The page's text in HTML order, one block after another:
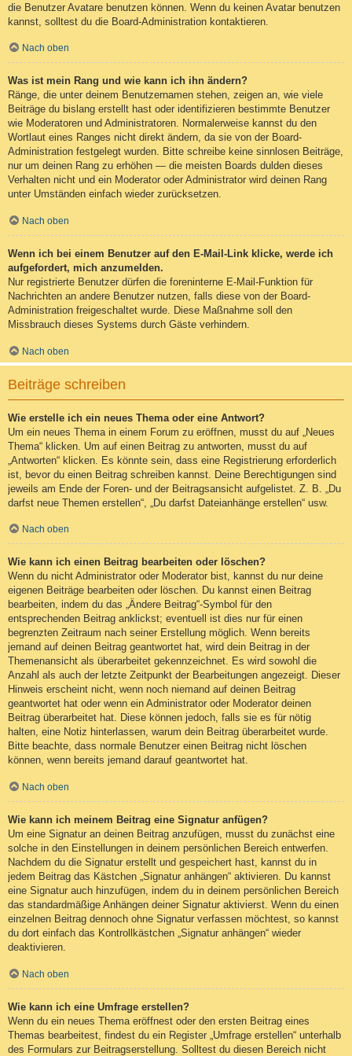
die Benutzer Avatare benutzen können. Wenn du keinen Avatar benutzen
kannst, solltest du die Board-Administration kontaktieren.
Nach oben
Was ist mein Rang und wie kann ich ihn ändern?
Ränge, die unter deinem Benutzernamen stehen, zeigen an, wie viele
Beiträge du bislang erstellt hast oder identifizieren bestimmte Benutzer
wie Moderatoren und Administratoren. Normalerweise kannst du den
Wortlaut eines Ranges nicht direkt ändern, da sie von der Board-
Administration festgelegt wurden. Bitte schreibe keine sinnlosen Beiträge,
nur um deinen Rang zu erhöhen — die meisten Boards dulden dieses
Verhalten nicht und ein Moderator oder Administrator wird deinen Rang
unter Umständen einfach wieder zurücksetzen.
Nach oben
Wenn ich bei einem Benutzer auf den E-Mail-Link klicke, werde ich
aufgefordert, mich anzumelden.
Nur registrierte Benutzer dürfen die foreninterne E-Mail-Funktion für
Nachrichten an andere Benutzer nutzen, falls diese von der Board-
Administration freigeschaltet wurde. Diese Maßnahme soll den
Missbrauch dieses Systems durch Gäste verhindern.
Nach oben
Beiträge schreiben
Wie erstelle ich ein neues Thema oder eine Antwort?
Um ein neues Thema in einem Forum zu eröffnen, musst du auf „Neues
Thema“ klicken. Um auf einen Beitrag zu antworten, musst du auf
„Antworten“ klicken. Es könnte sein, dass eine Registrierung erforderlich
ist, bevor du einen Beitrag schreiben kannst. Deine Berechtigungen sind
jeweils am Ende der Foren- und der Beitragsansicht aufgelistet. Z. B. „Du
darfst neue Themen erstellen“, „Du darfst Dateianhänge erstellen“ usw.
Nach oben
Wie kann ich einen Beitrag bearbeiten oder löschen?
Wenn du nicht Administrator oder Moderator bist, kannst du nur deine
eigenen Beiträge bearbeiten oder löschen. Du kannst einen Beitrag
bearbeiten, indem du das „Ändere Beitrag“-Symbol für den
entsprechenden Beitrag anklickst; eventuell ist dies nur für einen
begrenzten Zeitraum nach seiner Erstellung möglich. Wenn bereits
jemand auf deinen Beitrag geantwortet hat, wird dein Beitrag in der
Themenansicht als überarbeitet gekennzeichnet. Es wird sowohl die
Anzahl als auch der letzte Zeitpunkt der Bearbeitungen angezeigt. Dieser
Hinweis erscheint nicht, wenn noch niemand auf deinen Beitrag
geantwortet hat oder wenn ein Administrator oder Moderator deinen
Beitrag überarbeitet hat. Diese können jedoch, falls sie es für nötig
halten, eine Notiz hinterlassen, warum dein Beitrag überarbeitet wurde.
Bitte beachte, dass normale Benutzer einen Beitrag nicht löschen
können, wenn bereits jemand darauf geantwortet hat.
Nach oben
Wie kann ich meinem Beitrag eine Signatur anfügen?
Um eine Signatur an deinen Beitrag anzufügen, musst du zunächst eine
solche in den Einstellungen in deinem persönlichen Bereich entwerfen.
Nachdem du die Signatur erstellt und gespeichert hast, kannst du in
jedem Beitrag das Kästchen „Signatur anhängen“ aktivieren. Du kannst
eine Signatur auch hinzufügen, indem du in deinem persönlichen Bereich
das standardmäßige Anhängen deiner Signatur aktivierst. Wenn du einen
einzelnen Beitrag dennoch ohne Signatur verfassen möchtest, so kannst
du dort einfach das Kontrollkästchen „Signatur anhängen“ wieder
deaktivieren.
Nach oben
Wie kann ich eine Umfrage erstellen?
Wenn du ein neues Thema eröffnest oder den ersten Beitrag eines
Themas bearbeitest, findest du ein Register „Umfrage erstellen“ unterhalb
des Formulars zur Beitragserstellung. Solltest du diesen Bereich nicht